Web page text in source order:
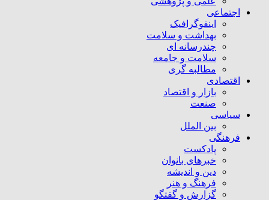
اجتماعی
اینفوگرافیک
بهداشت و سلامت
چندرسانه ای
سلامت و جامعه
مطالبه گری
اقتصادی
بازار و اقتصاد
صنعت
سیاسی
بین الملل
فرهنگی
پادکست
خبرهای بانوان
دین و اندیشه
فرهنگ و هنر
گزارش و گفتگو